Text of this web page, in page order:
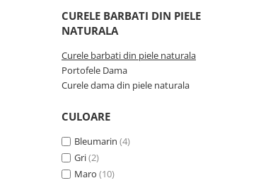
CURELE BARBATI DIN PIELE
NATURALA
Curele barbati din piele naturala
Portofele Dama
Curele dama din piele naturala
CULOARE
Bleumarin (4)
Gri(2)
Maro (10)